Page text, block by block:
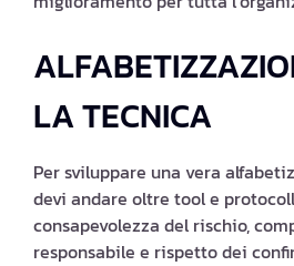
LA TECNICA
Per sviluppare una vera
devi andare oltre tool e
consapevolezza del rischio,
responsabile e rispetto dei